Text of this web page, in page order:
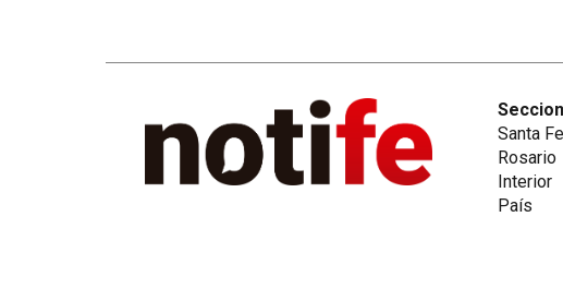
Santa Fe
Rosario
Interior
País